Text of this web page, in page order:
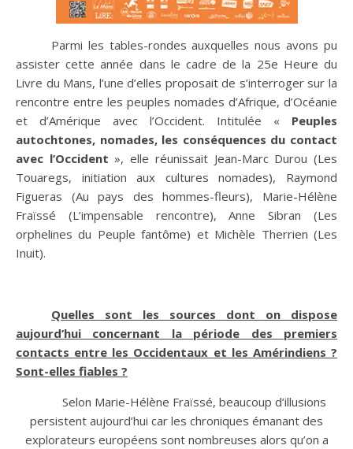
Parmi les tables-rondes auxquelles nous avons pu
assister cette année dans le cadre de la 25e Heure du
Livre du Mans, l’une d’elles proposait de s’interroger sur la
rencontre entre les peuples nomades d’Afrique, d’Océanie
et d’Amérique avec l’Occident. Intitulée « Peuples
autochtones, nomades, les conséquences du contact
avec l’Occident », elle réunissait Jean-Marc Durou (Les
Touaregs, initiation aux cultures nomades), Raymond
Figueras (Au pays des hommes-fleurs), Marie-Hélène
Fraïssé (L’impensable rencontre), Anne Sibran (Les
orphelines du Peuple fantôme) et Michèle Therrien (Les
Inuit).
Quelles sont les sources dont on dispose
aujourd’hui concernant la période des premiers
contacts entre les Occidentaux et les Amérindiens ?
Sont-elles fiables ?
Selon Marie-Hélène Fraïssé, beaucoup d’illusions
persistent aujourd’hui car les chroniques émanant des
explorateurs européens sont nombreuses alors qu’on a